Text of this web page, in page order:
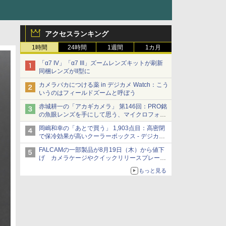
アクセスランキング
1時間 24時間 1週間 1カ月
「α7 IV」「α7 III」ズームレンズキットが刷新
同梱レンズがII型に
カメラバカにつける薬 in デジカメ Watch：こう
いうのはフィールドズームと呼ぼう
赤城耕一の「アカギカメラ」 第146回：PRO銘
の魚眼レンズを手にして思う、マイクロフォー
サーズへの期待と可能性
岡嶋和幸の「あとで買う」 1,903点目：高密閉
で保冷効果が高いクーラーボックス - デジカメ
Watch
FALCAMの一部製品が8月19日（木）から値下
げ カメラケージやクイックリリースプレート
もっと見る